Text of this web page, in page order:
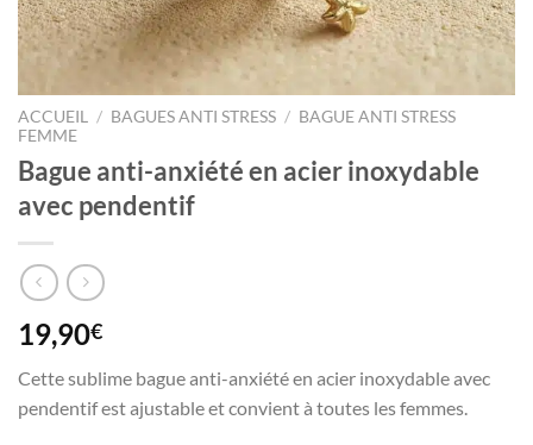
ACCUEIL / BAGUES ANTI STRESS / BAGUE ANTI STRESS
FEMME
Bague anti-anxiété en acier inoxydable
avec pendentif
19,90€
Cette sublime bague anti-anxiété en acier inoxydable avec
pendentif est ajustable et convient à toutes les femmes.